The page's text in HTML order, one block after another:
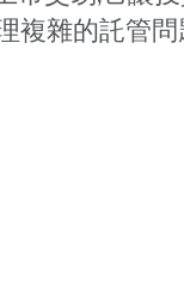
複雜的託管問